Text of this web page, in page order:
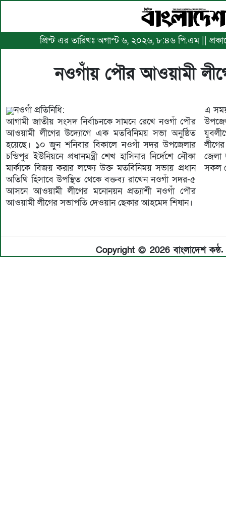
প্রিন্ট এর তারিখঃ অগাস্ট ৬, ২০২৬, ৮:৪৬ পি.এম ||
নওগাঁয় পৌর আওয়ামী
নওগাঁ প্রতিনিধি:
আগামী জাতীয় সংসদ নির্বাচনকে সামনে রেখে নওগাঁ পৌর
আওয়ামী লীগের উদ্যোগে এক মতবিনিময় সভা অনুষ্ঠিত
হয়েছে। ১০ জুন শনিবার বিকালে নওগাঁ সদর উপজেলার
চন্ডিপুর ইউনিয়নে প্রধানমন্ত্রী শেখ হাসিনার নির্দেশে নৌকা
মার্কাকে বিজয় করার লক্ষ্যে উক্ত মতবিনিময় সভায় প্রধান
অতিথি হিসাবে উপস্থিত থেকে বক্তব্য রাখেন নওগাঁ সদর-৫
আসনে আওয়ামী লীগের মনোনয়ন প্রত্যাশী নওগাঁ পৌর
আওয়ামী লীগের সভাপতি দেওয়ান ছেকার আহমেদ শিষান।
এ
জেলা
সকল
Copyright © 2026 বাংলাদেশ